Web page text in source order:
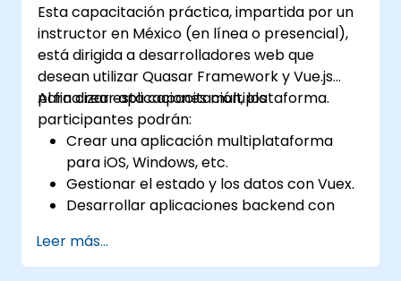
Esta capacitación práctica, impartida por un
instructor en México (en línea o presencial),
está dirigida a desarrolladores web que
desean utilizar Quasar Framework y Vue.js
para crear aplicaciones multiplataforma.
Al finalizar esta capacitación, los
participantes podrán:
Crear una aplicación multiplataforma
para iOS, Windows, etc.
Gestionar el estado y los datos con Vuex.
Desarrollar aplicaciones backend con
Leer más...